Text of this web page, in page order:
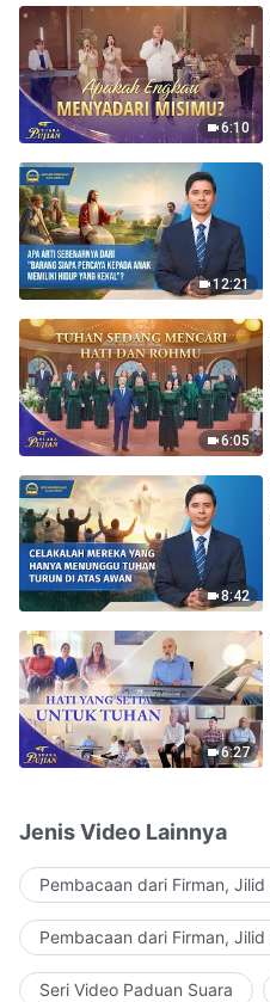
6:10
12:21
6:05
8:42
6:27
Jenis Video Lainnya
Pembacaan dari Firman,
Pembacaan dari Firman,
Seri Video Paduan Suara